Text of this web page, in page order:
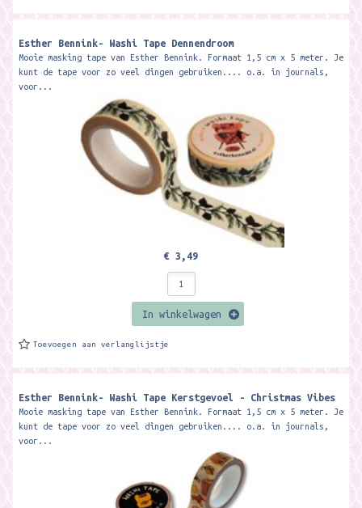
Esther Bennink- Washi Tape Dennendroom
Mooie masking tape van Esther Bennink. Formaat 1,5 cm x 5 meter. Je
kunt de tape voor zo veel dingen gebruiken.... o.a. in journals,
voor...
€ 3,49
In winkelwagen
Toevoegen aan verlanglijstje
Esther Bennink- Washi Tape Kerstgevoel - Christmas Vibes
Mooie masking tape van Esther Bennink. Formaat 1,5 cm x 5 meter. Je
kunt de tape voor zo veel dingen gebruiken.... o.a. in journals,
voor...